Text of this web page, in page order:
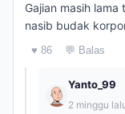
Gajian masih
nasib budak
♥ 86 💬 Balas
Yanto_99
2 minggu